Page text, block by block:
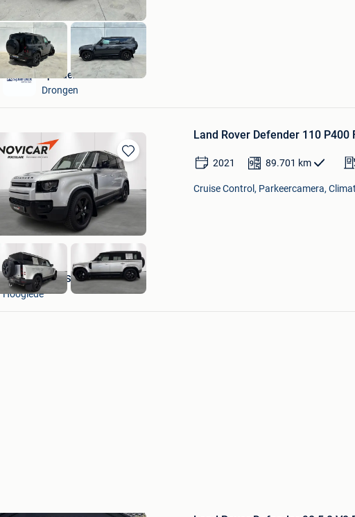
Spardex
Drongen
Bewaren
in
Mijn
Favorieten
Land Rover Defender 110 P400
2021 89.701 km
Cruise Control, Parkeercamera,
NOVICAR ROESELARE
Hooglede